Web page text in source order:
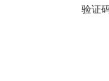
验证